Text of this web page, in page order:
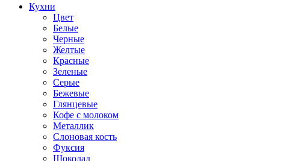
Кухни
Цвет
Белые
Черные
Желтые
Красные
Зеленые
Серые
Бежевые
Глянцевые
Кофе с молоком
Металлик
Слоновая кость
Фуксия
Шоколад